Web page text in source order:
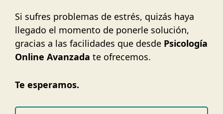
Si sufres problemas de estrés, quizás haya
llegado el momento de ponerle solución,
gracias a las facilidades que desde Psicología
Online Avanzada te ofrecemos.
Te esperamos.